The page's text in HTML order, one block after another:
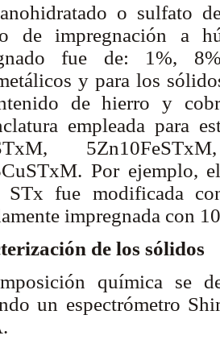
o sulfato
de impregnación a
fue de: 1%,
y para los
de hierro y
empleada para
Por ejemplo,
STx fue modificada
impregnada con
de los sólidos
química se
un espectrómetro